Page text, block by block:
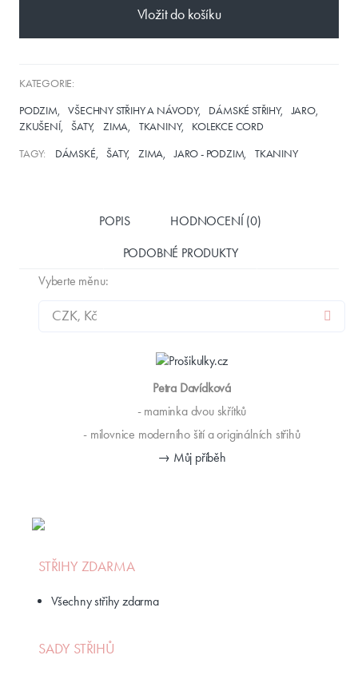
Vložit do košíku
KATEGORIE:
PODZIM VŠECHNY STŘIHY A NÁVODY DÁMSKÉ STŘIHY
JARO
ZKUŠENÍ
ŠATY ZIMA TKANINY KOLEKCE CORD
TAGY: DÁMSKÉ ŠATY ZIMA JARO - PODZIM TKANINY
POPIS HODNOCENÍ (0)
PODOBNÉ PRODUKTY
Vyberte měnu:
Petra Davídková
- maminka dvou skřítků
- milovnice moderního šití a originálních střihů
→ Můj příběh
STŘIHY ZDARMA
Všechny střihy zdarma
SADY STŘIHŮ